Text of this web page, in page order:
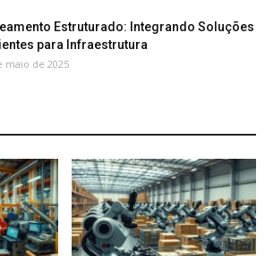
Estruturado: Integrando Soluções
para Infraestrutura
maio de 2025